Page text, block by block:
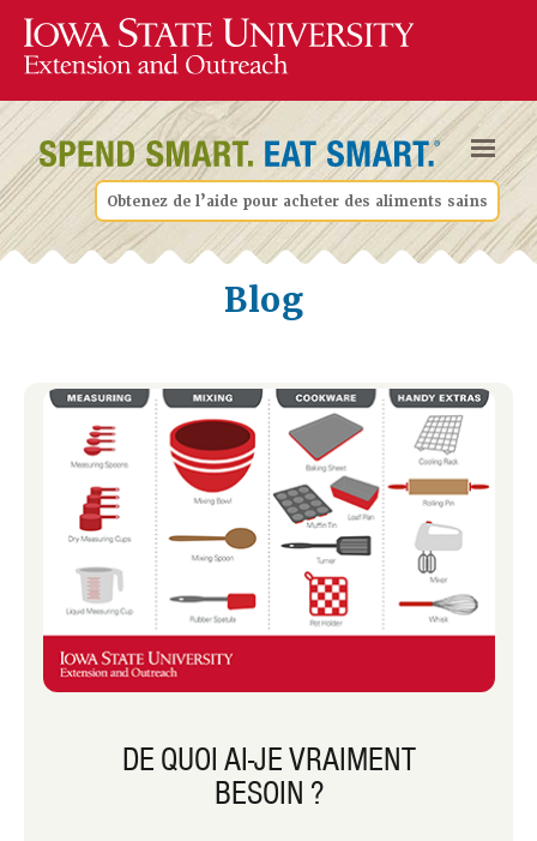
Obtenez de l’aide pour acheter des aliments sains
Blog
DE QUOI AI-JE VRAIMENT
BESOIN ?